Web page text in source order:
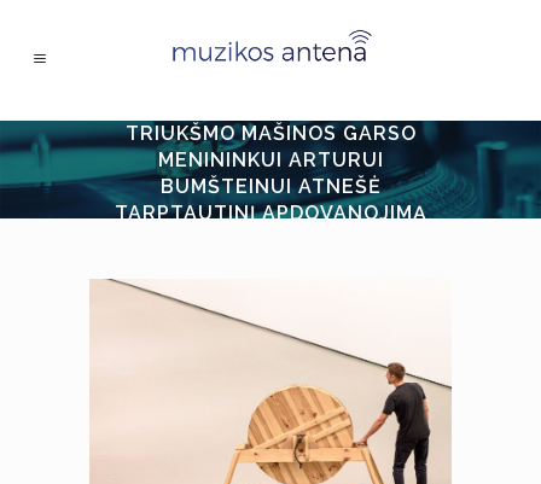
TRIUKŠMO MAŠINOS GARSO
MENININKUI ARTURUI
BUMŠTEINUI ATNEŠĖ
TARPTAUTINĮ APDOVANOJIMĄ